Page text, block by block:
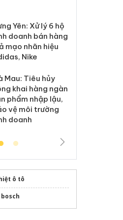
Yên: Xử lý 6 hộ
doanh bán hàng
mạo nhãn hiệu
Nike
Mau: Tiêu hủy
khai hàng ngàn
phẩm nhập lậu,
vệ môi trường
doanh
ô tô